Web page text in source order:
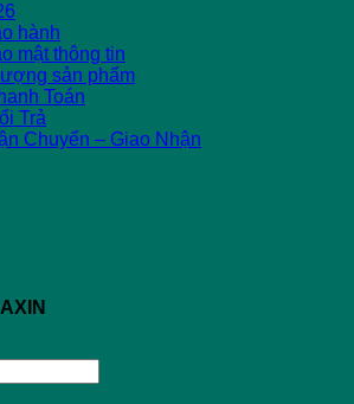
hành
mật thông tin
sản phẩm
Toán
Trả
Chuyển – Giao Nhận